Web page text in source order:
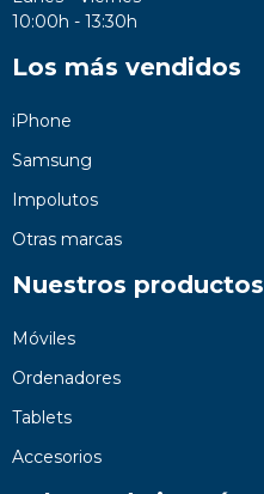
10:00h - 13:30h
Los más vendidos
iPhone
Samsung
Impolutos
Otras marcas
Nuestros productos
Móviles
Ordenadores
Tablets
Accesorios